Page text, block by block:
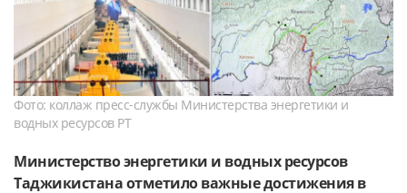
Фото: коллаж пресс-службы Министерства энергетики и
водных ресурсов РТ
Министерство энергетики и водных ресурсов
Таджикистана отметило важные достижения в